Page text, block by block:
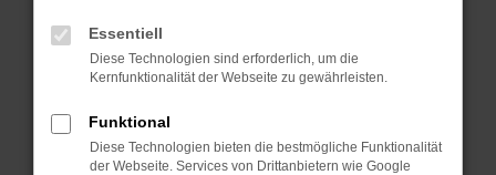
Hier sind ein paar Tipps, die dir helfen können:
Überprüfe deine Firewall und deine
Laden andere Webseiten, zum Beispiel
deine Suchmaschine?
Essentiell
Diese Technologien sind erforderlich, um die
Kernfunktionalität der Webseite zu gewährleisten.
Funktional
Diese Technologien bieten die bestmögliche Funktionalität
der Webseite. Services von Drittanbietern wie Google